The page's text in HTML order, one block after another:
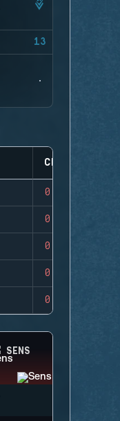
13
CLUTCHES
0
0
0
0
0
SENS